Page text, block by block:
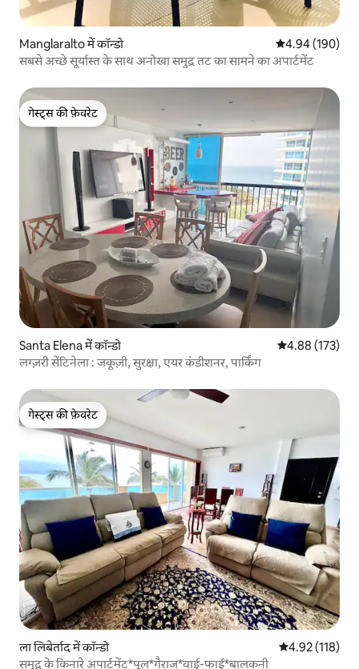
Manglaralto में कॉन्डो औसत रेटिंग 5 में से
4.94 (190)
सबसे अच्छे सूर्यास्त के साथ अनोखा समुद्र तट का सामने का अपार्टमेंट
गेस्ट्स की फ़ेवरेट
गेस्ट्स की फ़ेवरेट
Santa Elena में कॉन्डो औसत रेटिंग 5 में से
4.88 (173)
लग्ज़री सेंटिनेला : जकूज़ी, सुरक्षा, एयर कंडीशनर, पार्किंग
गेस्ट्स की फ़ेवरेट
गेस्ट्स की फ़ेवरेट
ला लिबेर्ताद में कॉन्डो औसत रेटिंग 5 में से
4.92 (118)
समुद्र के किनारे अपार्टमेंट*पूल*गैराज*वाई-फाई*बालकनी